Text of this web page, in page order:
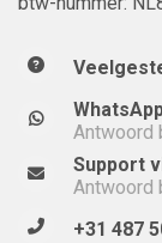
Antwoord
Support
Antwoord
+31 487